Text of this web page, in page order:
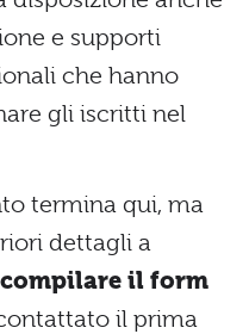
e supporti
che hanno
gli iscritti nel
termina qui, ma
dettagli a
il form
il prima